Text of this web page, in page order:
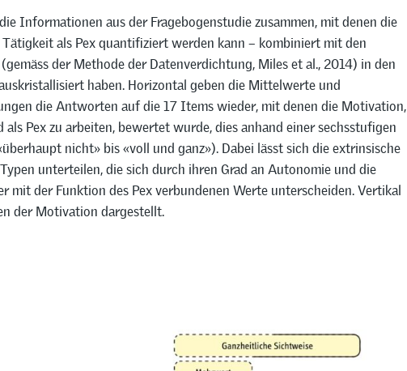
Informationen aus der Fragebogenstudie zusammen, mit denen die
als Pex quantifiziert werden kann – kombiniert mit den
der Methode der Datenverdichtung, Miles et al., 2014) in den
haben. Horizontal geben die Mittelwerte und
die Antworten auf die 17 Items wieder, mit denen die Motivation,
als Pex zu arbeiten, bewertet wurde, dies anhand einer sechsstufigen
nicht» bis «voll und ganz»). Dabei lässt sich die extrinsische
unterteilen, die sich durch ihren Grad an Autonomie und die
mit der Funktion des Pex verbundenen Werte unterscheiden. Vertikal
der Motivation dargestellt.